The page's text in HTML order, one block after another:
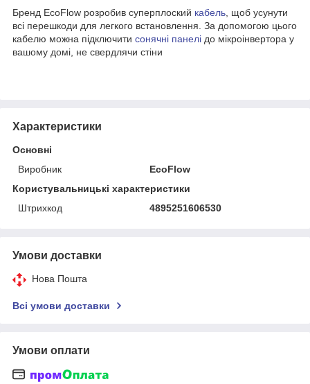
Бренд EcoFlow розробив суперплоский кабель , щоб усунути
всі перешкоди для легкого встановлення. За допомогою цього
кабелю можна підключити сонячні панелі до мікроінвертора у
вашому домі, не свердлячи стіни
Характеристики
Основні
Виробник
EcoFlow
Користувальницькі характеристики
Штрихкод
4895251606530
Умови доставки
Нова Пошта
Всі умови доставки
Умови оплати